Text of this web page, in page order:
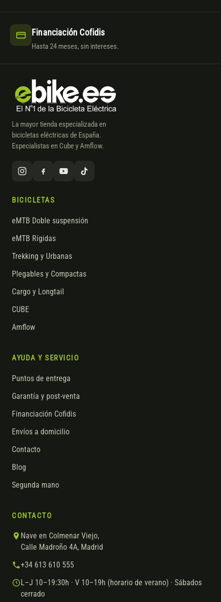
Financiación Cofidis
Hasta 24 meses, sin intereses.
La mayor tienda especializada en
bicicletas eléctricas de España.
Especialistas en Cube y Amflow.
BICICLETAS
eMTB Doble suspensión
eMTB Rígidas
Trekking y Urbanas
Plegables y Compactas
Cargo y Longtail
CUBE
Amflow
AYUDA Y SERVICIO
Puntos de entrega
Garantía y post-venta
Financiación Cofidis
Envíos a domicilio
Contacto
Blog
Segunda mano
CONTACTO
Nave en Colmenar Viejo,
Calle Madroño 4A, Madrid
+34 613 610 555
L–J 10–19:30h · V 10–19h (horario de verano) · Sábados
cerrado